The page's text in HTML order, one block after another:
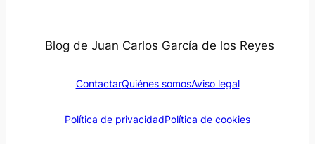
Blog de Juan Carlos García de los Reyes
ContactarQuiénes somosAviso legal
Política de privacidadPolítica de cookies